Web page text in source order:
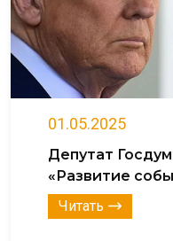
01.05.2025
Депутат
«Развитие
Читать